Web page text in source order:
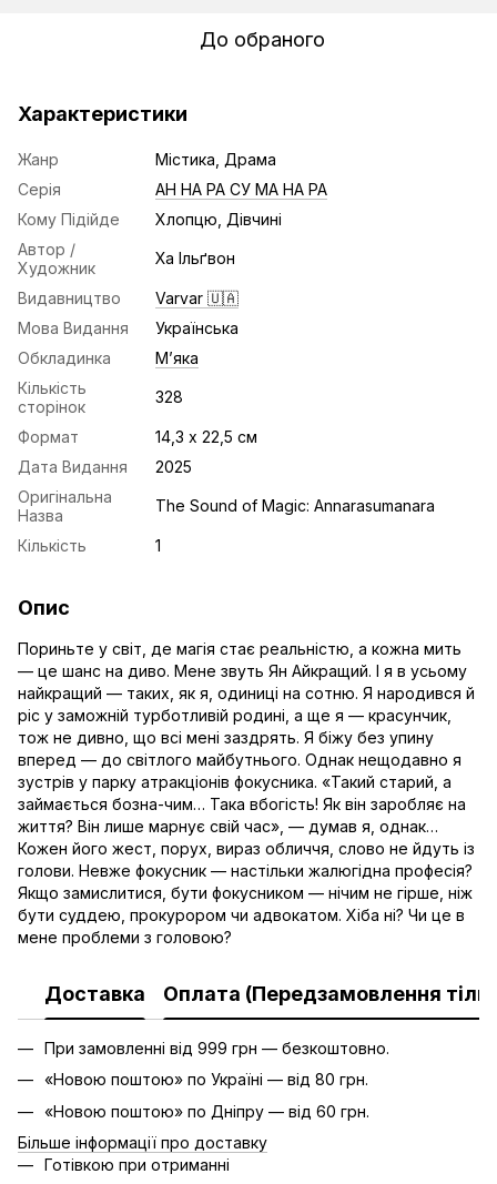
До обраного
Характеристики
Жанр
Містика, Драма
Серія
АН НА РА СУ МА НА РА
Кому Підійде
Хлопцю, Дівчині
Автор /
Художник
Ха Ільґвон
Видавництво
Varvar 🇺🇦
Мова Видання
Українська
Обкладинка
Мʼяка
Кількість
сторінок
328
Формат
14,3 х 22,5 см
Дата Видання
2025
Оригінальна
Назва
The Sound of Magic: Annarasumanara
Кількість 1
Опис
Пориньте у світ, де магія стає реальністю, а кожна мить
— це шанс на диво. Мене звуть Ян Айкращий. І я в усьому
найкращий — таких, як я, одиниці на сотню. Я народився й
ріс у заможній турботливій родині, а ще я — красунчик,
тож не дивно, що всі мені заздрять. Я біжу без упину
вперед — до світлого майбутнього. Однак нещодавно я
зустрів у парку атракціонів фокусника. «Такий старий, а
займається бозна-чим… Така вбогість! Як він заробляє на
життя? Він лише марнує свій час», — думав я, однак…
Кожен його жест, порух, вираз обличчя, слово не йдуть із
голови. Невже фокусник — настільки жалюгідна професія?
Якщо замислитися, бути фокусником — нічим не гірше, ніж
бути суддею, прокурором чи адвокатом. Хіба ні? Чи це в
мене проблеми з головою?
Доставка Оплата (Передзамовлення
При замовленні від 999 грн — безкоштовно.
«Новою поштою» по Україні — від 80 грн.
«Новою поштою» по Дніпру — від 60 грн.
Більше інформації про доставку
Готівкою при отриманні